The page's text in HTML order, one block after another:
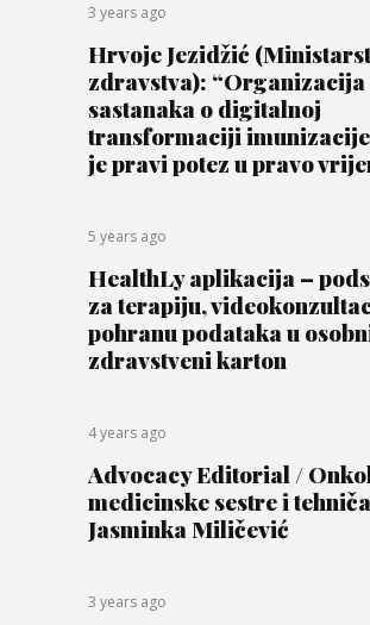
3 years ago
Hrvoje Jezidžić
zdravstva): “Organizacija
sastanaka o digitalnoj
transformaciji
je pravi potez u pravo
5 years ago
HealthLy aplikacija –
za terapiju,
pohranu podataka u
zdravstveni karton
4 years ago
Advocacy Editorial /
medicinske sestre i
Jasminka Miličević
3 years ago